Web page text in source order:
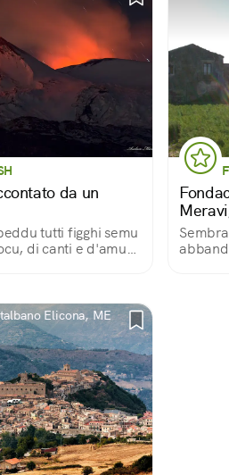
da un
tutti figghi semu
di canti e d'amuri»
Bello e paterno.
Elicona, ME